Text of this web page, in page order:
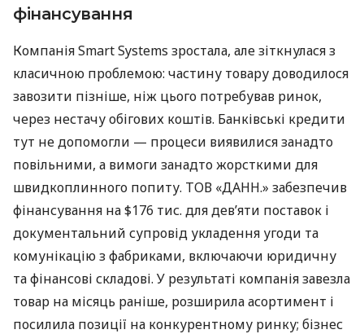
фінансування
Компанія Smart Systems зростала, але зіткнулася з
класичною проблемою: частину товару доводилося
завозити пізніше, ніж цього потребував ринок,
через нестачу обігових коштів. Банківські кредити
тут не допомогли — процеси виявилися занадто
повільними, а вимоги занадто жорсткими для
швидкоплинного попиту. ТОВ «ДАНН.» забезпечив
фінансування на $176 тис. для дев’яти поставок і
документальний супровід укладення угоди та
комунікацію з фабриками, включаючи юридичну
та фінансові складові. У результаті компанія завезла
товар на місяць раніше, розширила асортимент і
посилила позиції на конкурентному ринку; бізнес